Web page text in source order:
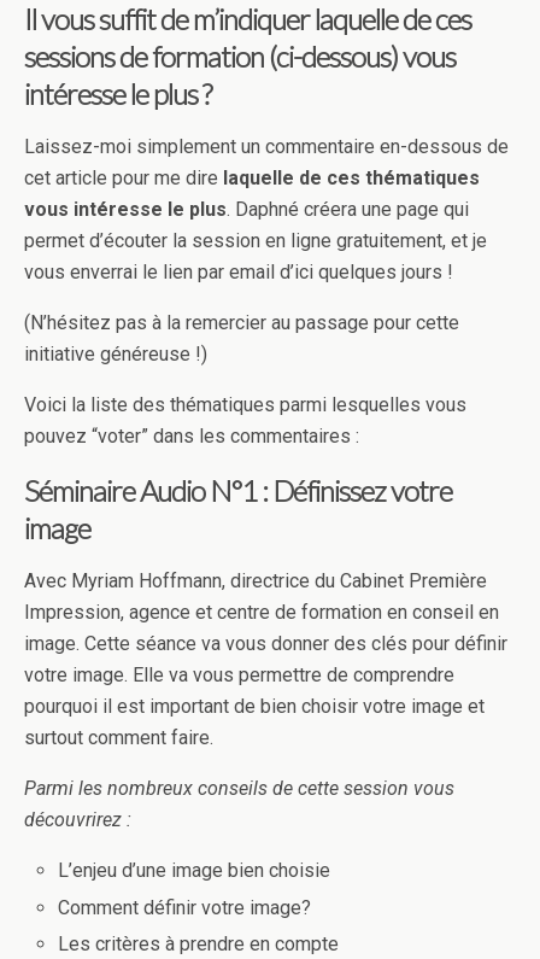
Il vous suffit de m’indiquer laquelle de ces
sessions de formation (ci-dessous) vous
intéresse le plus ?
Laissez-moi simplement un commentaire en-dessous de
cet article pour me dire laquelle de ces thématiques
vous intéresse le plus. Daphné créera une page qui
permet d’écouter la session en ligne gratuitement, et je
vous enverrai le lien par email d’ici quelques jours !
(N’hésitez pas à la remercier au passage pour cette
initiative généreuse !)
Voici la liste des thématiques parmi lesquelles vous
pouvez “voter” dans les commentaires :
Séminaire Audio N°1 : Définissez votre
image
Avec Myriam Hoffmann, directrice du Cabinet Première
Impression, agence et centre de formation en conseil en
image. Cette séance va vous donner des clés pour définir
votre image. Elle va vous permettre de comprendre
pourquoi il est important de bien choisir votre image et
surtout comment faire.
Parmi les nombreux conseils de cette session vous
découvrirez :
L’enjeu d’une image bien choisie
Comment définir votre image?
Les critères à prendre en compte